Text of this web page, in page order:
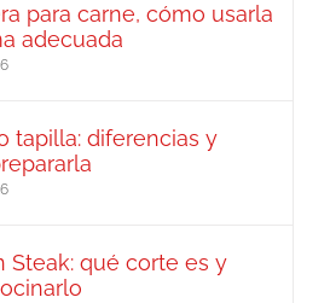
para carne, cómo usarla
adecuada
tapilla: diferencias y
Steak: qué corte es y